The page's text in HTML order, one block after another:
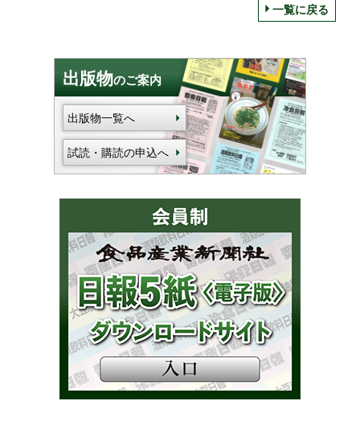
一覧に戻る
出版物のご案内
出版物一覧へ
試読・購読の申込へ